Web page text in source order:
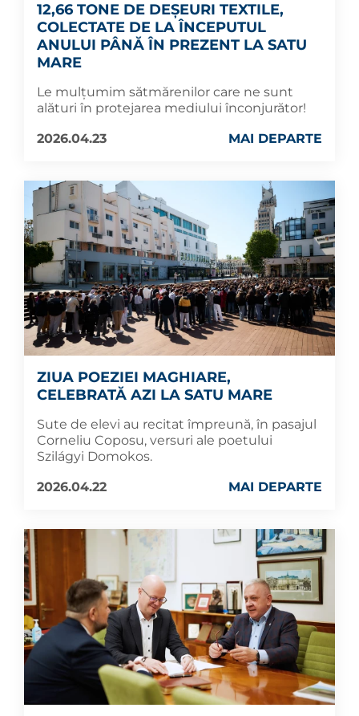
12,66 TONE DE DEȘEURI TEXTILE,
COLECTATE DE LA ÎNCEPUTUL
ANULUI PÂNĂ ÎN PREZENT LA SATU
MARE
Le mulțumim sătmărenilor care ne sunt
alături în protejarea mediului înconjurător!
2026.04.23
MAI DEPARTE
ZIUA POEZIEI MAGHIARE,
CELEBRATĂ AZI LA SATU MARE
Sute de elevi au recitat împreună, în pasajul
Corneliu Coposu, versuri ale poetului
Szilágyi Domokos.
2026.04.22
MAI DEPARTE